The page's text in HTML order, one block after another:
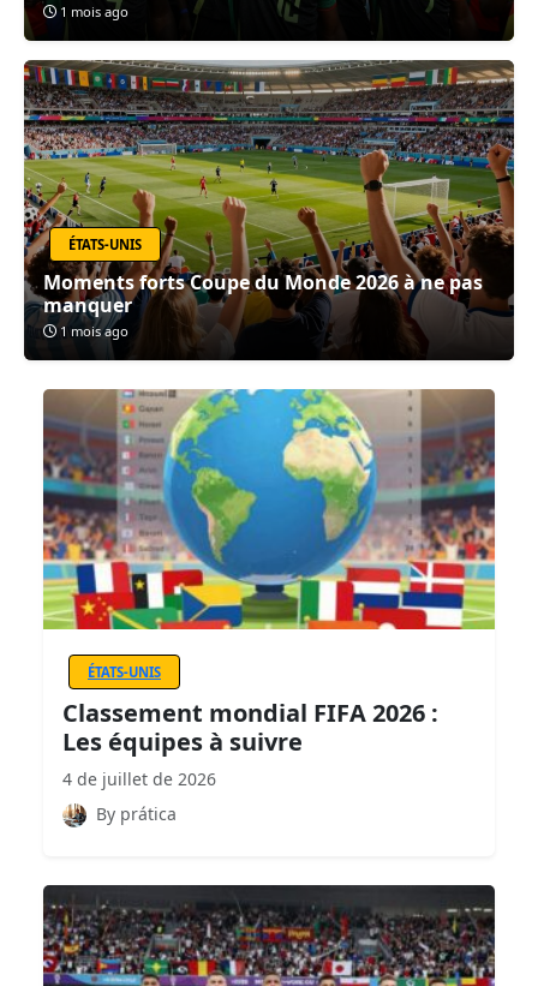
1 mois ago
ÉTATS-UNIS
Moments forts Coupe du Monde 2026 à ne pas
manquer
1 mois ago
ÉTATS-UNIS
Classement mondial FIFA 2026 :
Les équipes à suivre
4 de juillet de 2026
By prática